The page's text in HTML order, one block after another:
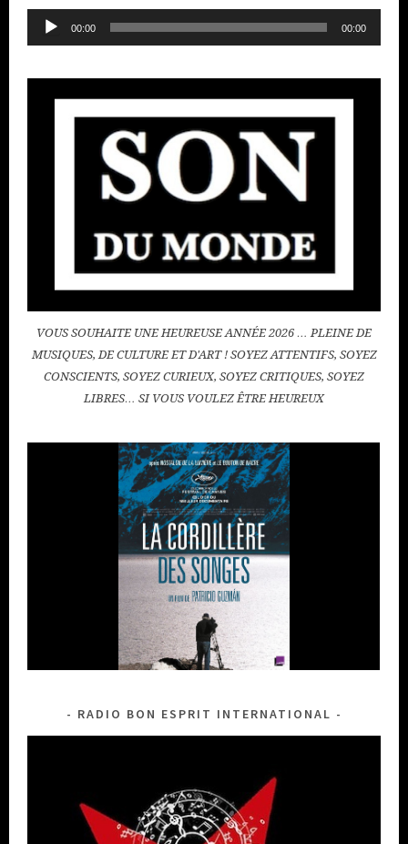
Lecteur
00:00 00:00
VOUS SOUHAITE UNE HEUREUSE ANNÉE 2026 … PLEINE DE
MUSIQUES, DE CULTURE ET D'ART ! SOYEZ ATTENTIFS, SOYEZ
CONSCIENTS, SOYEZ CURIEUX, SOYEZ CRITIQUES, SOYEZ
LIBRES… SI VOUS VOULEZ ÊTRE HEUREUX
RADIO BON ESPRIT INTERNATIONAL